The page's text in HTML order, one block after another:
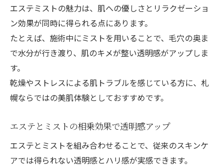
とは
札幌で体験できる最新ミスト技術の特徴
ミストとエステの組み合わせが叶える効果
ウルトラファインミストの仕組みと美肌力
エステ施術で実感できるミストの潤い体験
肌悩み解消を目指すミスト活用法とは
ミストを活かした札幌のエステケア術
毛穴や乾燥対策に有効なミストエステ法
フェイシャルエステにミストをプラスする
エステミストの魅力は、肌への優しさとリラクゼーショ
ン効果が同時に得られる点にあります。
たとえば、施術中にミストを用いることで、毛穴の奥ま
で水分が行き渡り、肌のキメが整い透明感がアップしま
す。
乾燥やストレスによる肌トラブルを感じている方に、札
幌ならではの美肌体験としておすすめです。
エステとミストの相乗効果で透明感アップ
エステとミストを組み合わせることで、従来のスキンケ
アでは得られない透明感とハリ感が実感できます。